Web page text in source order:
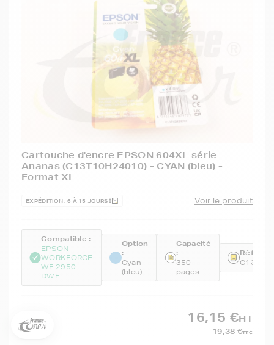
Cartouche d'encre EPSON 604XL série
Ananas (C13T10H24010) - CYAN (bleu) -
Format XL
EXPÉDITION : 6 À 15 JOURS Voir le produit
Compatible :
EPSON
WORKFORCE
WF 2950
DWF
Option
:
Cyan
(bleu)
Capacité
:
350
pages
16,15 €HT
19,38 €TTC
5€ offerts sur votre 1ère
commande !
d’une remise de 5€sur votre 1ère
commande * !